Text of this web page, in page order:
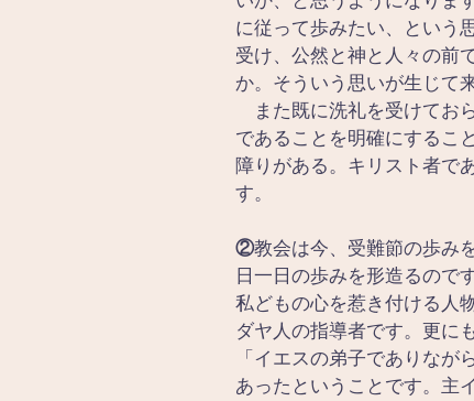
に従って歩みたい、という
受け、公然と神と人々の前
か。そういう思いが生じて
また既に洗礼を受けてお
であることを明確にするこ
障りがある。キリスト者で
す。
②教会は今、受難節の歩み
日一日の歩みを形造るので
私どもの心を惹き付ける人
ダヤ人の指導者です。更に
「イエスの弟子でありな
あったということです。主